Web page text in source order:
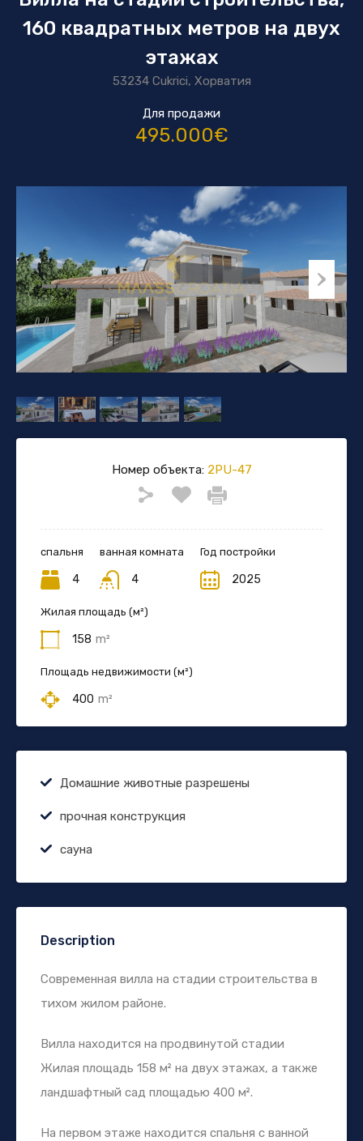
160 квадратных метров на двух
этажах
53234 Cukrici, Хорватия
Для продажи
495.000€
Номер объекта:2PU-47
спальня
4
ванная комната
4
Год постройки
2025
Жилая площадь (м²)
158 m²
Площадь недвижимости (м²)
400 m²
Домашние животные разрешены
прочная конструкция
сауна
Description
Современная вилла на стадии строительства в
тихом жилом районе.
Вилла находится на продвинутой стадии
Жилая площадь 158 м² на двух этажах, а также
ландшафтный сад площадью 400 м².
На первом этаже находится спальня с ванной